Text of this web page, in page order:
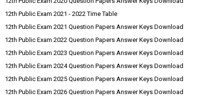
12th Public Exam 2021 - 2022 Time Table
12th Public Exam 2021 Question Papers Answer Keys Download
12th Public Exam 2022 Question Papers Answer Keys Download
12th Public Exam 2023 Question Papers Answer Keys Download
12th Public Exam 2024 Question Papers Answer Keys Download
12th Public Exam 2025 Question Papers Answer Keys Download
12th Public Exam 2026 Question Papers Answer Keys Download